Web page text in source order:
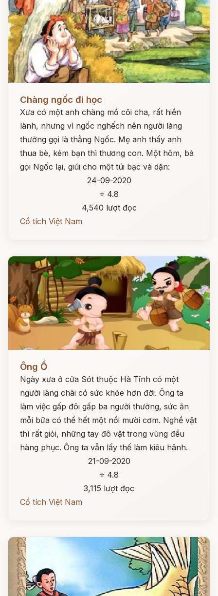
Chàng ngốc đi học
Xưa có một anh chàng mồ côi cha, rất hiền
lành, nhưng vì ngốc nghếch nên người làng
thường gọi là thằng Ngốc. Mẹ anh thấy anh
thua bè, kém bạn thì thương con. Một hôm, bà
gọi Ngốc lại, giúi cho một túi bạc và dặn:
24-09-2020
⭐ 4.8
4,540 lượt đọc
Cổ tích Việt Nam
Đọc ngay
Ông Ồ
Ngày xưa ở cửa Sót thuộc Hà Tĩnh có một
người làng chài có sức khỏe hơn đời. Ông ta
làm việc gấp đôi gấp ba người thường, sức ăn
mỗi bữa có thể hết một nồi mười cơm. Nghề vật
thì rất giỏi, những tay đô vật trong vùng đều
hàng phục. Ông ta vẫn lấy thế làm kiêu hãnh.
21-09-2020
⭐ 4.8
3,115 lượt đọc
Cổ tích Việt Nam